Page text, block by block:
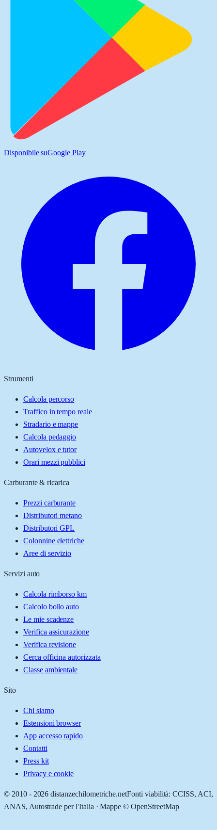
Disponibile suGoogle Play
Strumenti
Calcola percorso
Traffico in tempo reale
Stradario e mappe
Calcola pedaggio
Autovelox e tutor
Orari mezzi pubblici
Carburante & ricarica
Prezzi carburante
Distributori metano
Distributori GPL
Colonnine elettriche
Aree di servizio
Servizi auto
Calcola rimborso km
Calcolo bollo auto
Le mie scadenze
Verifica assicurazione
Verifica revisione
Cerca officina autorizzata
Classe ambientale
Sito
Chi siamo
Estensioni browser
App accesso rapido
Contatti
Press kit
Privacy e cookie
© 2010 - 2026 distanzechilometriche.netFonti viabilità: CCISS, ACI,
ANAS, Autostrade per l'Italia · Mappe © OpenStreetMap